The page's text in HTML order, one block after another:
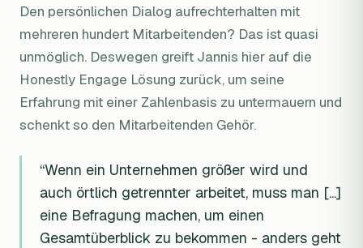
Den persönlichen Dialog aufrechterhalten mit
mehreren hundert Mitarbeitenden? Das ist quasi
unmöglich. Deswegen greift Jannis hier auf die
Honestly Engage Lösung zurück, um seine
Erfahrung mit einer Zahlenbasis zu untermauern und
schenkt so den Mitarbeitenden Gehör.
“Wenn ein Unternehmen größer wird und
auch örtlich getrennter arbeitet, muss man [...]
eine Befragung machen, um einen
Gesamtüberblick zu bekommen - anders geht